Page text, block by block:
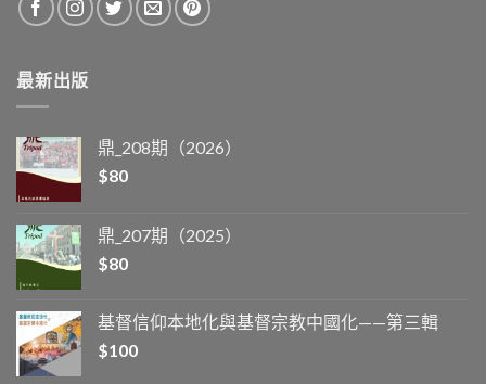
最新出版
鼎_208期（2026）
$80
鼎_207期（2025）
$80
基督信仰本地化與基督宗教中國化——第三輯
$100